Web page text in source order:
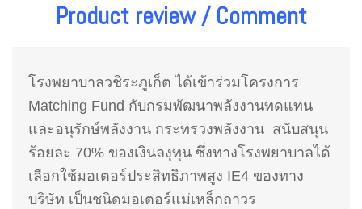
Product review / Comment
โรงพยาบาลวชิระภูเก็ต ได้เข้าร่วมโครงการ
Matching Fund กับกรมพัฒนาพลังงานทดแทน
และอนุรักษ์พลังงาน กระทรวงพลังงาน สนับสนุน
ร้อยละ 70% ของเงินลงุทุน ซึ่งทางโรงพยาบาลได้
เลือกใช้มอเตอร์ประสิทธิภาพสูง IE4 ของทาง
บริษัท เป็นชนิดมอเตอร์แม่เหล็กถาวร